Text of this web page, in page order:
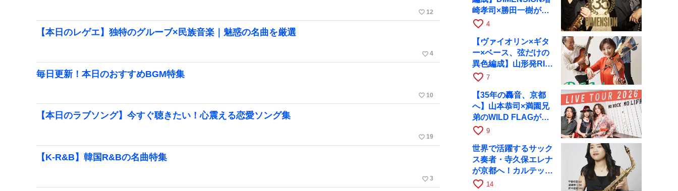
favorite_border 12
【本日のレゲエ】独特のグルーブ×民族音楽｜魅惑の名曲を厳選
favorite_border 4
毎日更新！本日のおすすめBGM特集
favorite_border 10
【本日のラブソング】今すぐ聴きたい！心震える恋愛ソング集
favorite_border 19
【K-R&B】韓国R&Bの名曲特集
favorite_border 3
崎孝司×勝田一樹が10
月11日に京都RAGへ
favorite_border 4
【ヴァイオリン×ギタ
ー×ベース、弦だけの
異色編成】山形発RIM
が初全国ツアーで8月
favorite_border 7
【35年の轟音、京都
へ】山本恭司×満園兄
弟のWILD FLAGが8
月6日にRAGでライブ
favorite_border 9
世界で活躍するサック
ス奏者・寺久保エレナ
が京都へ！カルテッ
ト・ツアー京都公演を
favorite_border 14